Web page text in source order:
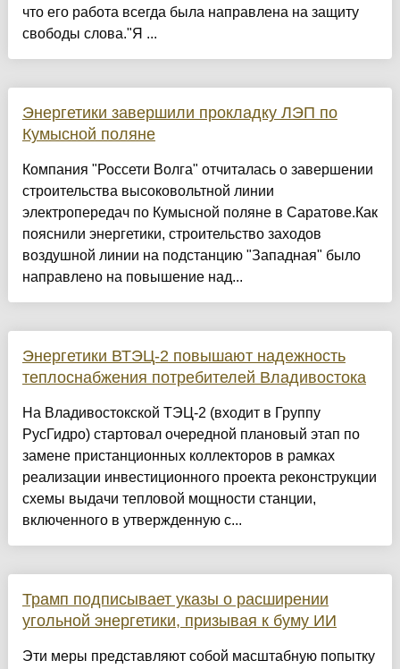
что его работа всегда была направлена на защиту
свободы слова."Я ...
Энергетики завершили прокладку ЛЭП по
Кумысной поляне
Компания "Россети Волга" отчиталась о завершении
строительства высоковольтной линии
электропередач по Кумысной поляне в Саратове.Как
пояснили энергетики, строительство заходов
воздушной линии на подстанцию "Западная" было
направлено на повышение над...
Энергетики ВТЭЦ-2 повышают надежность
теплоснабжения потребителей Владивостока
На Владивостокской ТЭЦ-2 (входит в Группу
РусГидро) стартовал очередной плановый этап по
замене пристанционных коллекторов в рамках
реализации инвестиционного проекта реконструкции
схемы выдачи тепловой мощности станции,
включенного в утвержденную с...
Трамп подписывает указы о расширении
угольной энергетики, призывая к буму ИИ
Эти меры представляют собой масштабную попытку